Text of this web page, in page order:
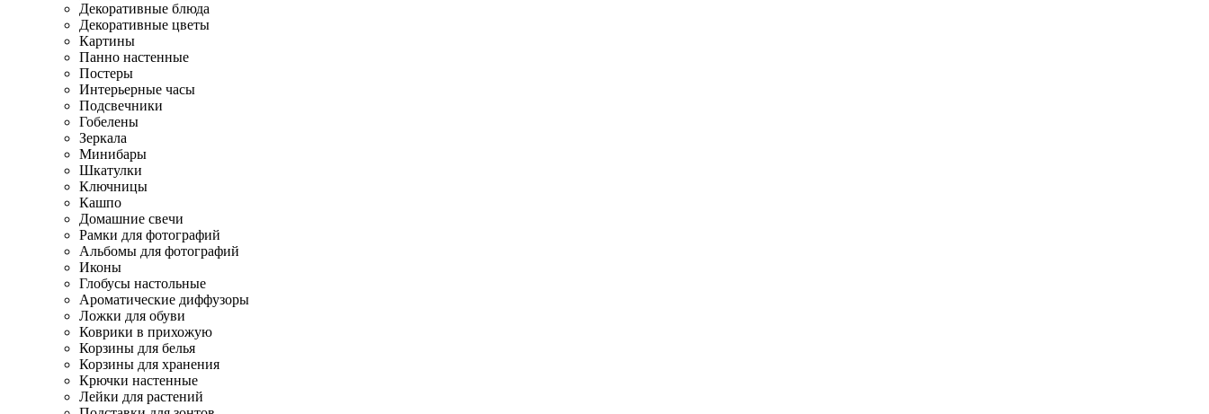
Декоративные блюда
Декоративные цветы
Картины
Панно настенные
Постеры
Интерьерные часы
Подсвечники
Гобелены
Зеркала
Минибары
Шкатулки
Ключницы
Кашпо
Домашние свечи
Рамки для фотографий
Альбомы для фотографий
Иконы
Глобусы настольные
Ароматические диффузоры
Ложки для обуви
Коврики в прихожую
Корзины для белья
Корзины для хранения
Крючки настенные
Лейки для растений